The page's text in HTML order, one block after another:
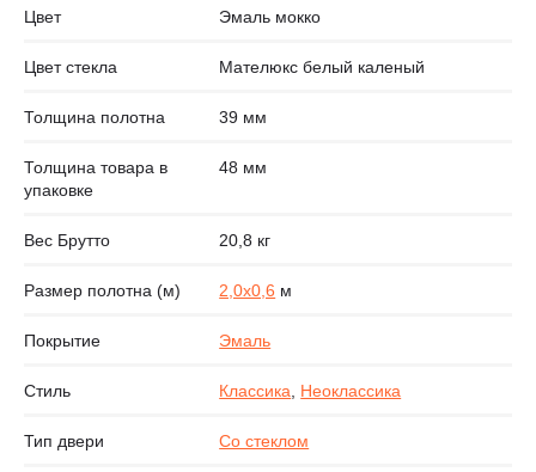
Цвет Эмаль мокко
Цвет стекла Мателюкс белый каленый
Толщина полотна 39 мм
Толщина товара в
упаковке
48 мм
Вес Брутто 20,8 кг
Размер полотна (м) 2,0х0,6 м
Покрытие Эмаль
Стиль Классика, Неоклассика
Тип двери Со стеклом